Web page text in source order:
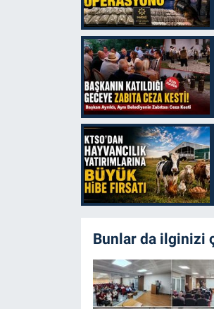
Bunlar da ilginizi